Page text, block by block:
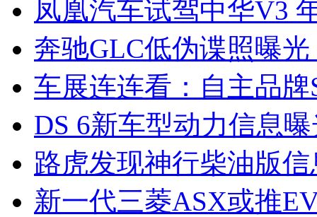
凤凰汽车试驾中华V3
奔驰GLC低伪谍照曝
车展连连看：自主品牌
DS 6新车型动力信息
路虎发现神行柴油版
新一代三菱ASX或推